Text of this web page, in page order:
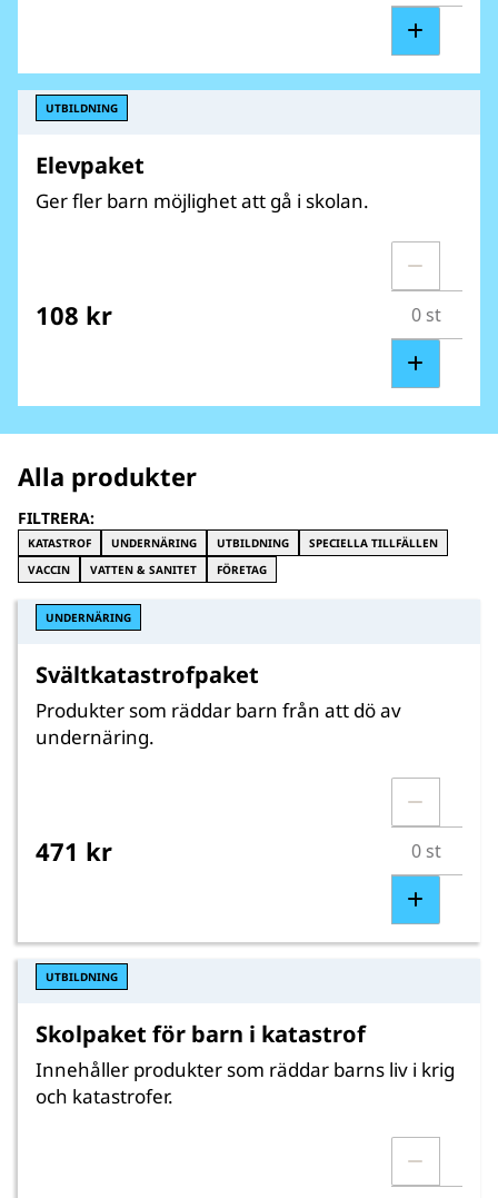
UTBILDNING
Elevpaket
Ger fler barn möjlighet att gå i skolan.
108 kr
Alla produkter
FILTRERA:
KATASTROF UNDERNÄRING UTBILDNING
SPECIELLA TILLFÄLLEN
VACCIN
VATTEN & SANITET FÖRETAG
UNDERNÄRING
Svältkatastrofpaket
Produkter som räddar barn från att dö av
undernäring.
471 kr
UTBILDNING
Skolpaket för barn i katastrof
Innehåller produkter som räddar barns liv i krig
och katastrofer.